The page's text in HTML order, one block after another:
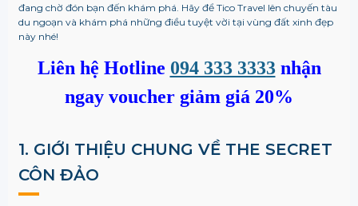
đang chờ đón bạn đến khám phá. Hãy để Tico Travel lên chuyến tàu
du ngoạn và khám phá những điều tuyệt vời tại vùng đất xinh đẹp
này nhé!
Liên hệ Hotline 094 333 3333 nhận
ngay voucher giảm giá 20%
1. GIỚI THIỆU CHUNG VỀ THE SECRET
CÔN ĐẢO